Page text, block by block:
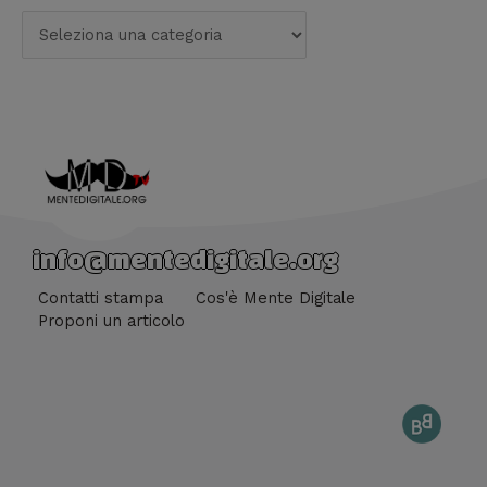
info@mentedigitale.org
Contatti stampa
Cos'è Mente Digitale
Proponi un articolo